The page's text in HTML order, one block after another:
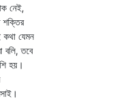
নেই,
শক্তির
কথা যেমন
বলি, তবে
হয়।